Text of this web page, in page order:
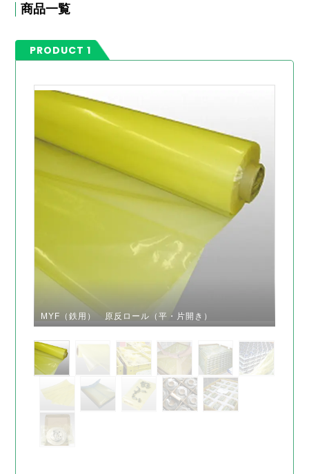
商品一覧
PRODUCT 1
MYF（鉄用） 原反ロール（平・片開き）